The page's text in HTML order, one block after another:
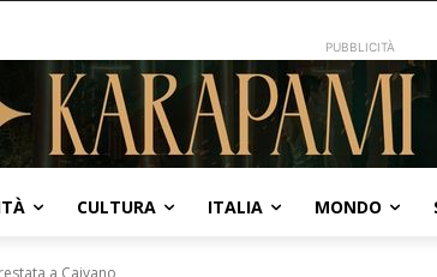
PUBBLICITÀ
CULTURA ITALIA MONDO
a Caivano